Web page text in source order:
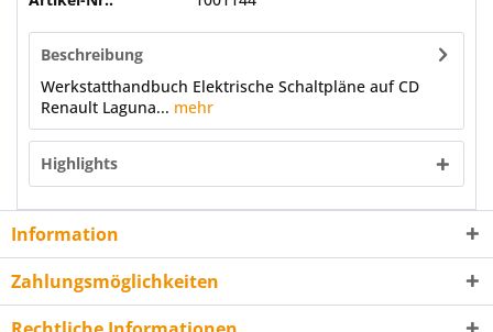
Beschreibung
Werkstatthandbuch Elektrische Schaltpläne auf CD
Renault Laguna... mehr
Highlights
Information
Zahlungsmöglichkeiten